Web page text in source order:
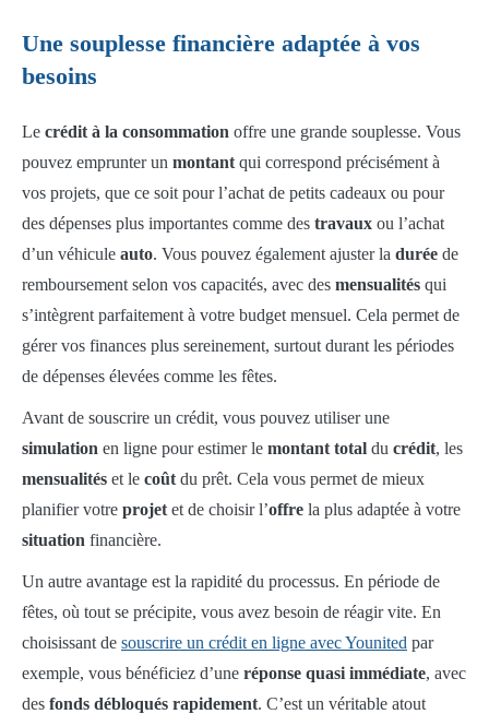
Une souplesse financière adaptée à vos
besoins
Le crédit à la consommation offre une grande souplesse. Vous
pouvez emprunter un montant qui correspond précisément à
vos projets, que ce soit pour l’achat de petits cadeaux ou pour
des dépenses plus importantes comme des travaux ou l’achat
d’un véhicule auto. Vous pouvez également ajuster la durée de
remboursement selon vos capacités, avec des mensualités qui
s’intègrent parfaitement à votre budget mensuel. Cela permet de
gérer vos finances plus sereinement, surtout durant les périodes
de dépenses élevées comme les fêtes.
Avant de souscrire un crédit, vous pouvez utiliser une
simulation en ligne pour estimer le montant total du crédit, les
mensualités et le coût du prêt. Cela vous permet de mieux
planifier votre projet et de choisir l’offre la plus adaptée à votre
situation financière.
Un autre avantage est la rapidité du processus. En période de
fêtes, où tout se précipite, vous avez besoin de réagir vite. En
choisissant de souscrire un crédit en ligne avec Younited par
exemple, vous bénéficiez d’une réponse quasi immédiate, avec
des fonds débloqués rapidement. C’est un véritable atout